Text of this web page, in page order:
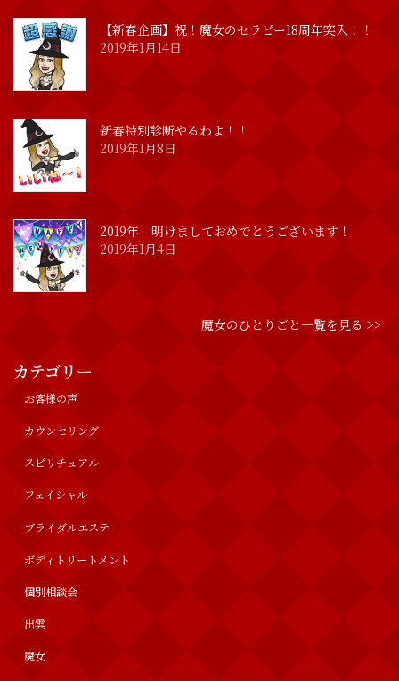
【新春企画】祝！魔女のセラピー18周年突入！！
2019年1月14日
新春特別診断やるわよ！！
2019年1月8日
2019年 明けましておめでとうございます！
2019年1月4日
魔女のひとりごと一覧を見る >>
カテゴリー
お客様の声
カウンセリング
スピリチュアル
フェイシャル
ブライダルエステ
ボディトリートメント
個別相談会
出雲
魔女